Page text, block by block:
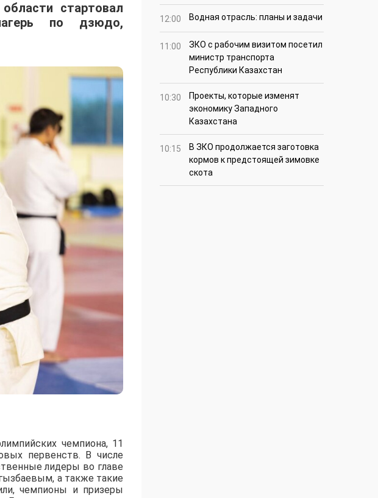
стартовал
по дзюдо,
чемпиона, 11
первенств. В числе
лидеры во главе
а также такие
чемпионы и призеры
12:00 Водная отрасль: планы и задачи
11:00
ЗКО с рабочим визитом посетил
министр транспорта
Республики Казахстан
10:30
Проекты, которые изменят
экономику Западного
Казахстана
10:15
В ЗКО продолжается заготовка
кормов к предстоящей зимовке
скота